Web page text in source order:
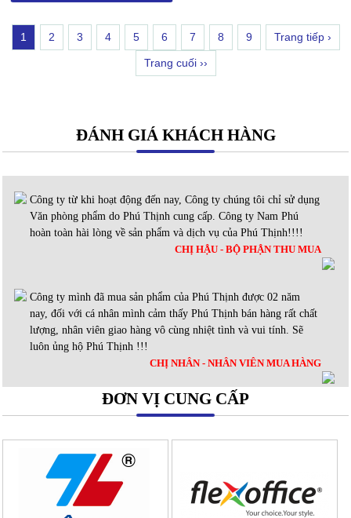
1 2 3 4 5 6 7 8 9 Trang tiếp ›
Trang cuối ››
ĐÁNH GIÁ KHÁCH HÀNG
Công ty từ khi hoạt động đến nay, Công ty chúng tôi chỉ sử dụng
Văn phòng phẩm do Phú Thịnh cung cấp. Công ty Nam Phú
hoàn toàn hài lòng về sản phẩm và dịch vụ của Phú Thịnh!!!!
CHỊ HẬU - BỘ PHẬN THU MUA
Công ty mình đã mua sản phẩm của Phú Thịnh được 02 năm
nay, đối với cá nhân mình cảm thấy Phú Thịnh bán hàng rất chất
lượng, nhân viên giao hàng vô cùng nhiệt tình và vui tính. Sẽ
luôn ủng hộ Phú Thịnh !!!
CHỊ NHÂN - NHÂN VIÊN MUA HÀNG
ĐƠN VỊ CUNG CẤP